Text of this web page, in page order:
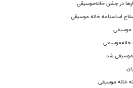
در جشن خانه‌موسیقی
اساسنامه خانه موسیقی
موسیقی
موسیقی شد